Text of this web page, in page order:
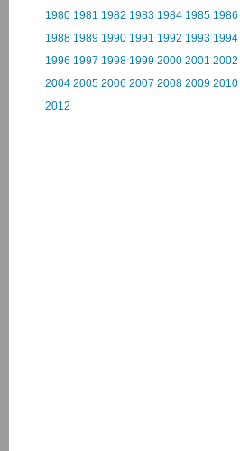
1980 1981 1982 1983 1984 1985 1986
1988 1989 1990 1991 1992 1993 1994
1996 1997 1998 1999 2000 2001 2002
2004 2005 2006 2007 2008 2009 2010
2012